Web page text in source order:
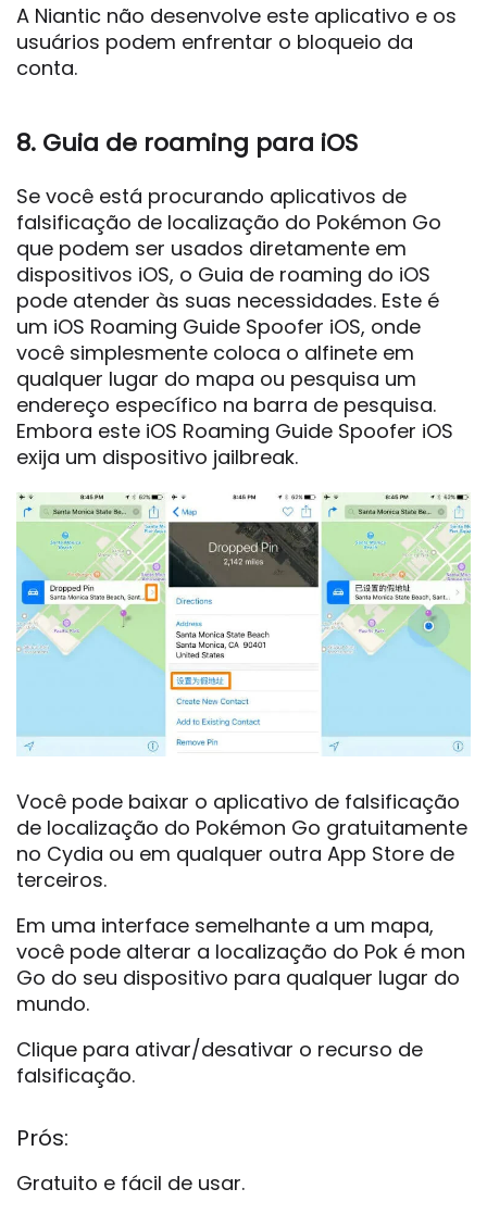
A Niantic não desenvolve este aplicativo e os
usuários podem enfrentar o bloqueio da
conta.
8. Guia de roaming para iOS
Se você está procurando aplicativos de
falsificação de localização do Pokémon Go
que podem ser usados diretamente em
dispositivos iOS, o Guia de roaming do iOS
pode atender às suas necessidades. Este é
um iOS Roaming Guide Spoofer iOS, onde
você simplesmente coloca o alfinete em
qualquer lugar do mapa ou pesquisa um
endereço específico na barra de pesquisa.
Embora este iOS Roaming Guide Spoofer iOS
exija um dispositivo jailbreak.
Você pode baixar o aplicativo de falsificação
de localização do Pokémon Go gratuitamente
no Cydia ou em qualquer outra App Store de
terceiros.
Em uma interface semelhante a um mapa,
você pode alterar a localização do Pok é mon
Go do seu dispositivo para qualquer lugar do
mundo.
Clique para ativar/desativar o recurso de
falsificação.
Prós:
Gratuito e fácil de usar.